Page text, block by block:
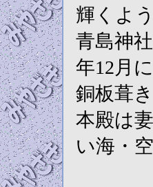
輝くよ
青島神
年12月
銅板葺
本殿は
い海・